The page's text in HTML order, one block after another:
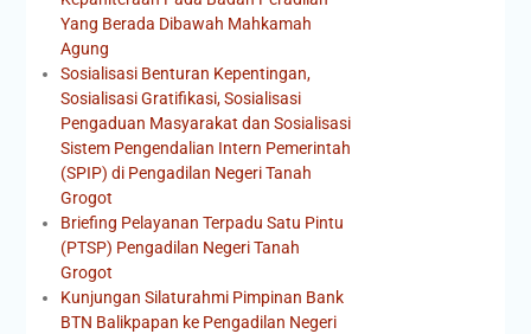
Yang Berada Dibawah Mahkamah
Agung
Sosialisasi Benturan Kepentingan,
Sosialisasi Gratifikasi, Sosialisasi
Pengaduan Masyarakat dan Sosialisasi
Sistem Pengendalian Intern Pemerintah
(SPIP) di Pengadilan Negeri Tanah
Grogot
Briefing Pelayanan Terpadu Satu Pintu
(PTSP) Pengadilan Negeri Tanah
Grogot
Kunjungan Silaturahmi Pimpinan Bank
BTN Balikpapan ke Pengadilan Negeri